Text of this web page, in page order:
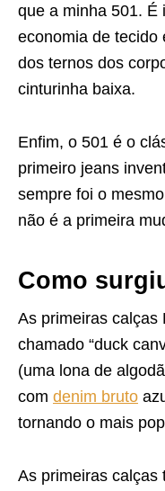
que a minha 501. É
economia de tecido
dos ternos dos
cinturinha baixa.
Enfim, o 501 é o
primeiro jeans
sempre foi o
não é a primeira
Como
As primeiras calças
chamado “duck
(uma lona de
com denim bruto
tornando o mais
As primeiras calças